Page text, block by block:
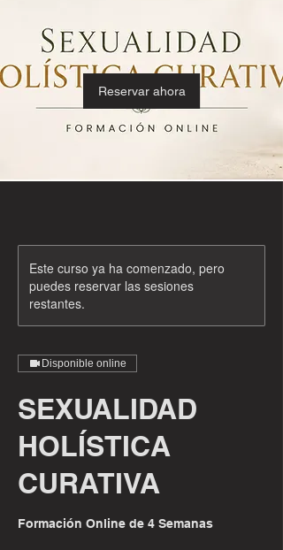
Reservar ahora
Este curso ya ha comenzado, pero
puedes reservar las sesiones
restantes.
Disponible online
SEXUALIDAD
HOLÍSTICA
CURATIVA
Formación Online de 4 Semanas